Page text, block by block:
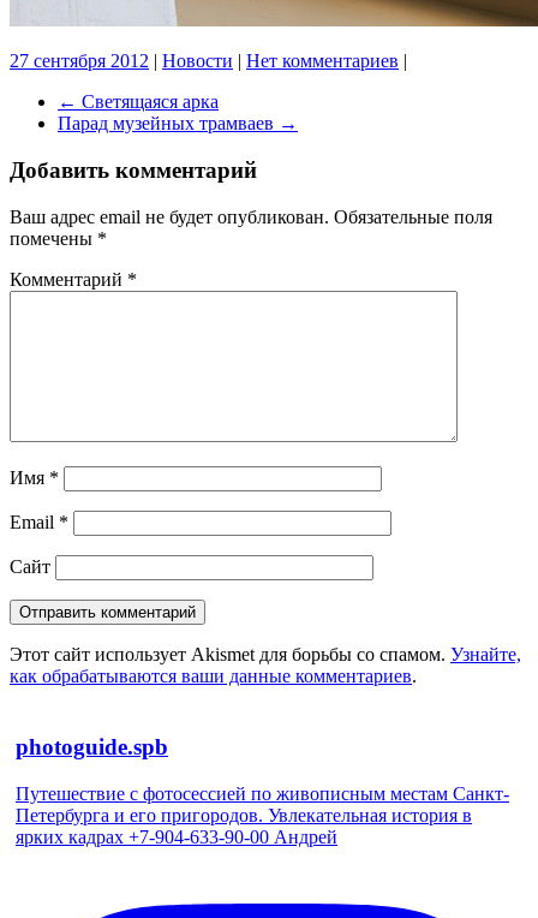
27 сентября 2012 | Новости | Нет комментариев |
← Светящаяся арка
Парад музейных трамваев →
Добавить комментарий
Ваш адрес email не будет опубликован. Обязательные поля
помечены *
Комментарий *
Имя *
Email *
Сайт
Этот сайт использует Akismet для борьбы со спамом. Узнайте,
как обрабатываются ваши данные комментариев.
photoguide.spb
Путешествие с фотосессией по живописным местам Санкт-
Петербурга и его пригородов. Увлекательная история в
ярких кадрах +7-904-633-90-00 Андрей